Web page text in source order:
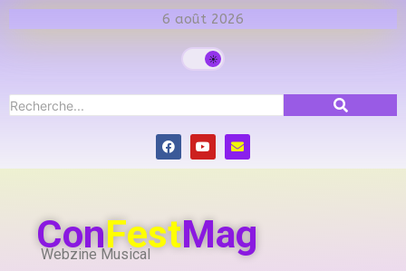
6 août 2026
ConFestMag
Webzine Musical